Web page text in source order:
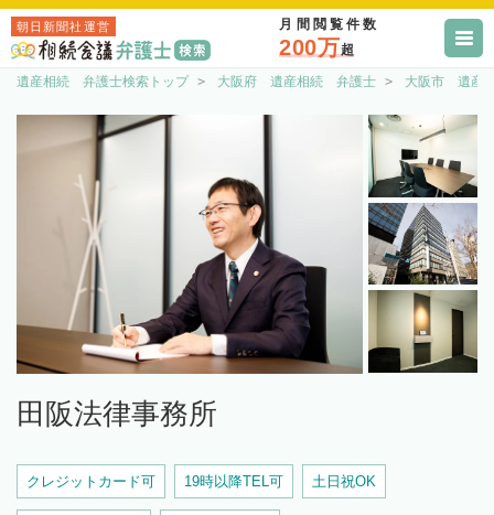
朝日新聞社運営 月間閲覧件数
200万超
遺産相続 弁護士検索トップ 大阪府 遺産相続 弁護士 大阪市 遺産
田阪法律事務所
クレジットカード可 19時以降TEL可 土日祝OK